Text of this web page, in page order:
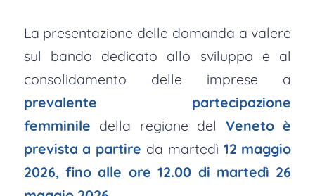
La presentazione delle domanda a valere
sul bando dedicato allo sviluppo e al
consolidamento delle imprese a
prevalente partecipazione
femminile della regione del Veneto è
prevista a partire da martedì 12 maggio
2026, fino alle ore 12.00 di martedì 26